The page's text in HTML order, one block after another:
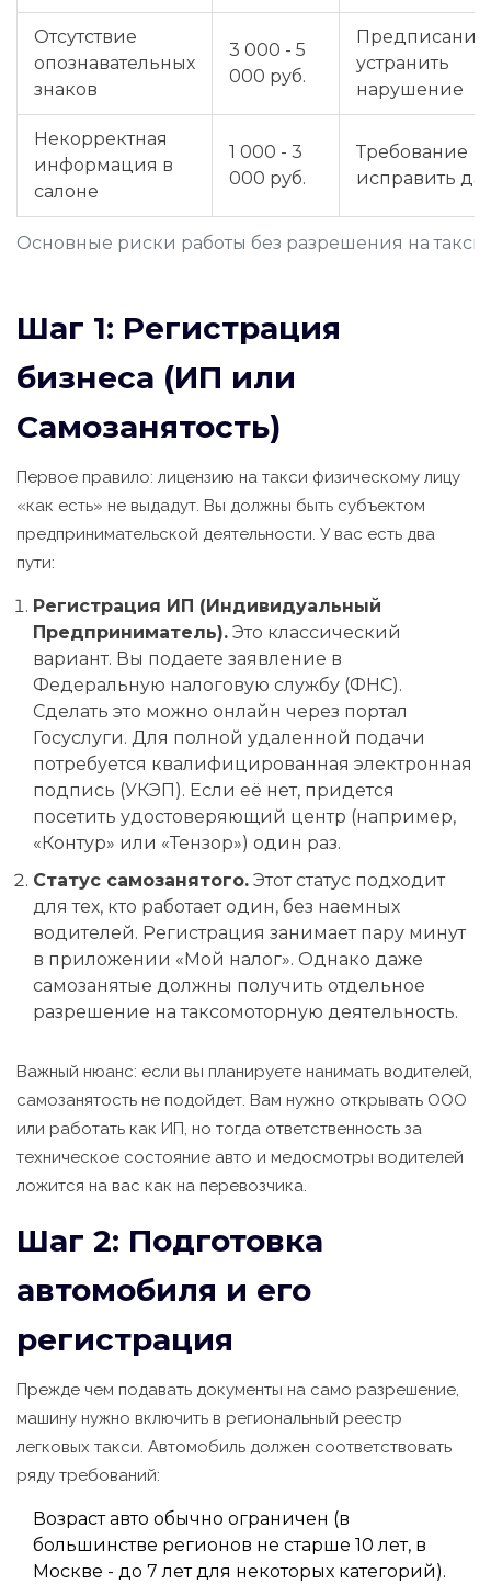
Основные риски работы без разрешения на такси
Отсутствие
опознавательных
знаков
3 000 - 5
000 руб.
Предписание
устранить
нарушение
Некорректная
информация в
салоне
1 000 - 3
000 руб.
Требование
исправить
Шаг 1: Регистрация
бизнеса (ИП или
Самозанятость)
Первое правило: лицензию на такси физическому лицу
«как есть» не выдадут. Вы должны быть субъектом
предпринимательской деятельности. У вас есть два
пути:
Регистрация ИП (Индивидуальный
Предприниматель). Это классический
вариант. Вы подаете заявление в
Федеральную налоговую службу (ФНС).
Сделать это можно онлайн через портал
Госуслуги. Для полной удаленной подачи
потребуется квалифицированная электронная
подпись (УКЭП). Если её нет, придется
посетить удостоверяющий центр (например,
«Контур» или «Тензор») один раз.
Статус самозанятого. Этот статус подходит
для тех, кто работает один, без наемных
водителей. Регистрация занимает пару минут
в приложении «Мой налог». Однако даже
самозанятые должны получить отдельное
разрешение на таксомоторную деятельность.
Важный нюанс: если вы планируете нанимать водителей,
самозанятость не подойдет. Вам нужно открывать ООО
или работать как ИП, но тогда ответственность за
техническое состояние авто и медосмотры водителей
ложится на вас как на перевозчика.
Шаг 2: Подготовка
автомобиля и его
регистрация
Прежде чем подавать документы на само разрешение,
машину нужно включить в региональный реестр
легковых такси. Автомобиль должен соответствовать
ряду требований:
Возраст авто обычно ограничен (в
большинстве регионов не старше 10 лет, в
Москве - до 7 лет для некоторых категорий).